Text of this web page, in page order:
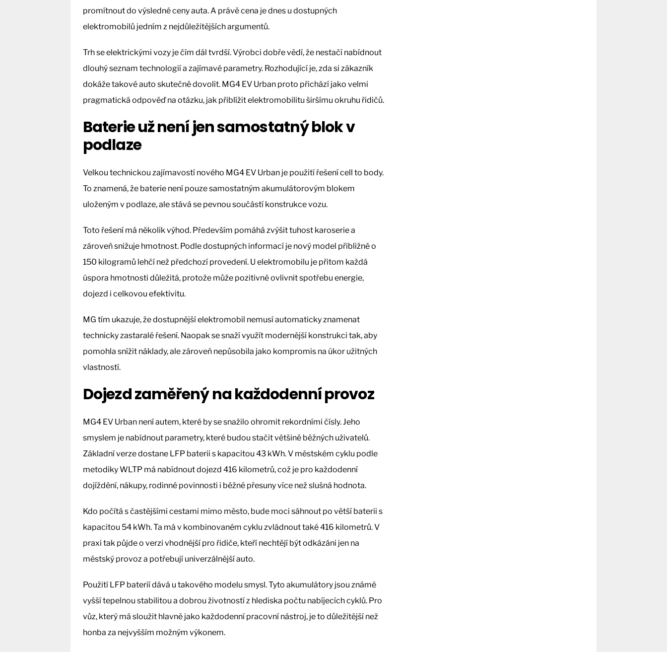
promítnout do výsledné ceny auta. A právě cena je dnes u dostupných
elektromobilů jedním z nejdůležitějších argumentů.
Trh se elektrickými vozy je čím dál tvrdší. Výrobci dobře vědí, že nestačí nabídnout
dlouhý seznam technologií a zajímavé parametry. Rozhodující je, zda si zákazník
dokáže takové auto skutečně dovolit. MG4 EV Urban proto přichází jako velmi
pragmatická odpověď na otázku, jak přiblížit elektromobilitu širšímu okruhu řidičů.
Baterie už není jen samostatný blok v
podlaze
Velkou technickou zajímavostí nového MG4 EV Urban je použití řešení cell to body.
To znamená, že baterie není pouze samostatným akumulátorovým blokem
uloženým v podlaze, ale stává se pevnou součástí konstrukce vozu.
Toto řešení má několik výhod. Především pomáhá zvýšit tuhost karoserie a
zároveň snižuje hmotnost. Podle dostupných informací je nový model přibližně o
150 kilogramů lehčí než předchozí provedení. U elektromobilu je přitom každá
úspora hmotnosti důležitá, protože může pozitivně ovlivnit spotřebu energie,
dojezd i celkovou efektivitu.
MG tím ukazuje, že dostupnější elektromobil nemusí automaticky znamenat
technicky zastaralé řešení. Naopak se snaží využít modernější konstrukci tak, aby
pomohla snížit náklady, ale zároveň nepůsobila jako kompromis na úkor užitných
vlastností.
Dojezd zaměřený na každodenní provoz
MG4 EV Urban není autem, které by se snažilo ohromit rekordními čísly. Jeho
smyslem je nabídnout parametry, které budou stačit většině běžných uživatelů.
Základní verze dostane LFP baterii s kapacitou 43 kWh. V městském cyklu podle
metodiky WLTP má nabídnout dojezd 416 kilometrů, což je pro každodenní
dojíždění, nákupy, rodinné povinnosti i běžné přesuny více než slušná hodnota.
Kdo počítá s častějšími cestami mimo město, bude moci sáhnout po větší baterii s
kapacitou 54 kWh. Ta má v kombinovaném cyklu zvládnout také 416 kilometrů. V
praxi tak půjde o verzi vhodnější pro řidiče, kteří nechtějí být odkázáni jen na
městský provoz a potřebují univerzálnější auto.
Použití LFP baterií dává u takového modelu smysl. Tyto akumulátory jsou známé
vyšší tepelnou stabilitou a dobrou životností z hlediska počtu nabíjecích cyklů. Pro
vůz, který má sloužit hlavně jako každodenní pracovní nástroj, je to důležitější než
honba za nejvyšším možným výkonem.